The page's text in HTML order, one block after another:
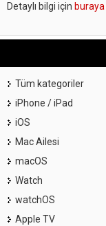
Detaylı bilgi için buraya
Tüm kategoriler
iPhone / iPad
iOS
Mac Ailesi
macOS
Watch
watchOS
Apple TV